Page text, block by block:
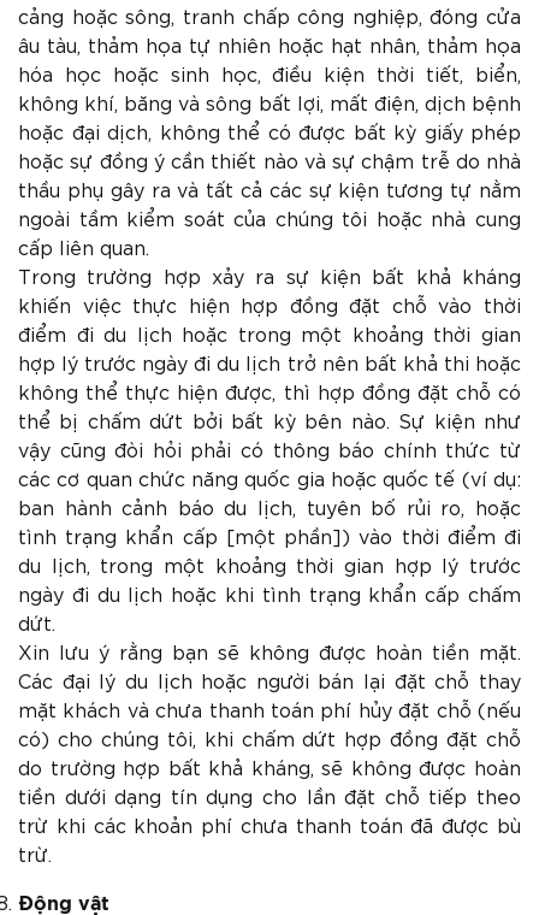
cảng hoặc sông, tranh chấp công nghiệp, đóng cửa
âu tàu, thảm họa tự nhiên hoặc hạt nhân, thảm họa
hóa học hoặc sinh học, điều kiện thời tiết, biển,
không khí, băng và sông bất lợi, mất điện, dịch bệnh
hoặc đại dịch, không thể có được bất kỳ giấy phép
hoặc sự đồng ý cần thiết nào và sự chậm trễ do nhà
thầu phụ gây ra và tất cả các sự kiện tương tự nằm
ngoài tầm kiểm soát của chúng tôi hoặc nhà cung
cấp liên quan.
Trong trường hợp xảy ra sự kiện bất khả kháng
khiến việc thực hiện hợp đồng đặt chỗ vào thời
điểm đi du lịch hoặc trong một khoảng thời gian
hợp lý trước ngày đi du lịch trở nên bất khả thi hoặc
không thể thực hiện được, thì hợp đồng đặt chỗ có
thể bị chấm dứt bởi bất kỳ bên nào. Sự kiện như
vậy cũng đòi hỏi phải có thông báo chính thức từ
các cơ quan chức năng quốc gia hoặc quốc tế (ví dụ:
ban hành cảnh báo du lịch, tuyên bố rủi ro, hoặc
tình trạng khẩn cấp [một phần]) vào thời điểm đi
du lịch, trong một khoảng thời gian hợp lý trước
ngày đi du lịch hoặc khi tình trạng khẩn cấp chấm
dứt.
Xin lưu ý rằng bạn sẽ không được hoàn tiền mặt.
Các đại lý du lịch hoặc người bán lại đặt chỗ thay
mặt khách và chưa thanh toán phí hủy đặt chỗ (nếu
có) cho chúng tôi, khi chấm dứt hợp đồng đặt chỗ
do trường hợp bất khả kháng, sẽ không được hoàn
tiền dưới dạng tín dụng cho lần đặt chỗ tiếp theo
trừ khi các khoản phí chưa thanh toán đã được bù
trừ.
Động vật